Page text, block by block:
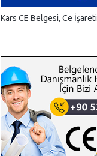
Kars CE Belgesi, Ce İşareti